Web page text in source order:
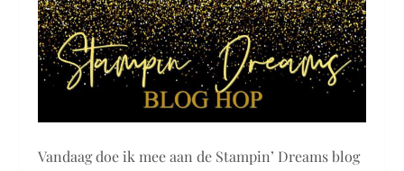
Vandaag doe ik mee aan de Stampin’ Dreams blog